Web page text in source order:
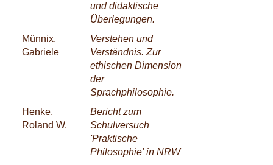
und didaktische
Überlegungen.
Münnix,
Gabriele
Verstehen und
Verständnis. Zur
ethischen Dimension
der
Sprachphilosophie.
Henke,
Roland W.
Bericht zum
Schulversuch
'Praktische
Philosophie' in NRW